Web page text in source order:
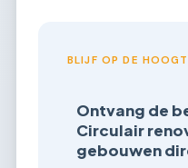
BLIJF OP DE
Ontvang de
Circulair
gebouwen